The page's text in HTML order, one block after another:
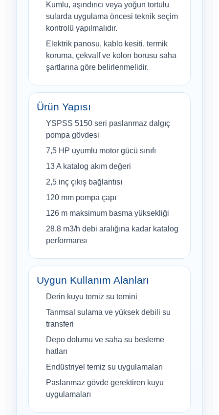
Kumlu, aşındırıcı veya yoğun tortulu
sularda uygulama öncesi teknik seçim
kontrolü yapılmalıdır.
Elektrik panosu, kablo kesiti, termik
koruma, çekvalf ve kolon borusu saha
şartlarına göre belirlenmelidir.
Ürün Yapısı
YSPSS 5150 seri paslanmaz dalgıç
pompa gövdesi
7,5 HP uyumlu motor gücü sınıfı
13 A katalog akım değeri
2,5 inç çıkış bağlantısı
120 mm pompa çapı
126 m maksimum basma yüksekliği
28.8 m3/h debi aralığına kadar katalog
performansı
Uygun Kullanım Alanları
Derin kuyu temiz su temini
Tarımsal sulama ve yüksek debili su
transferi
Depo dolumu ve saha su besleme
hatları
Endüstriyel temiz su uygulamaları
Paslanmaz gövde gerektiren kuyu
uygulamaları